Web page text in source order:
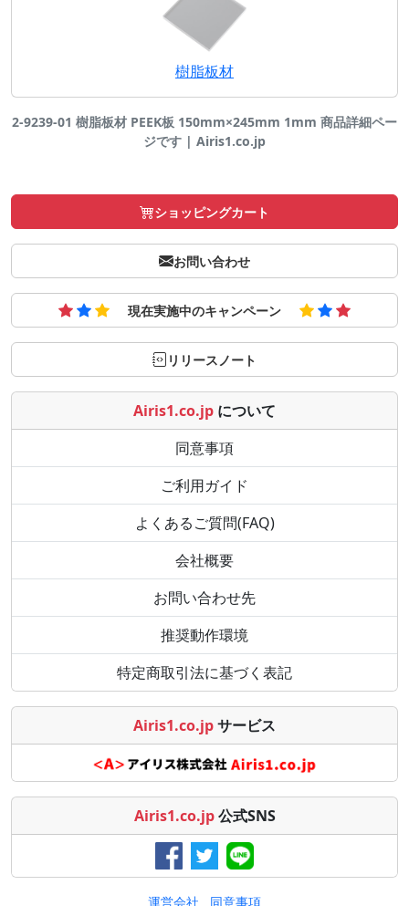
樹脂板材
2-9239-01 樹脂板材 PEEK板 150mm×245mm 1mm 商品詳細ペー
ジです | Airis1.co.jp
ショッピングカート
お問い合わせ
現在実施中のキャンペーン
リリースノート
Airis1.co.jp について
同意事項
ご利用ガイド
よくあるご質問(FAQ)
会社概要
お問い合わせ先
推奨動作環境
特定商取引法に基づく表記
Airis1.co.jpサービス
Airis1.co.jp 公式SNS
運営会社 同意事項